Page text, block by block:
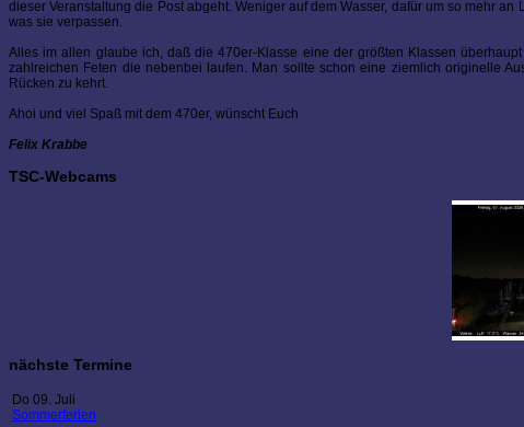
dieser Veranstaltung die Post abgeht. Weniger auf dem Wasser, dafür um so mehr
was sie verpassen.
Alles im allen glaube ich, daß die 470er-Klasse eine der größten Klassen
zahlreichen Feten die nebenbei laufen. Man sollte schon eine ziemlich originelle
Rücken zu kehrt.
Ahoi und viel Spaß mit dem 470er, wünscht Euch
Felix Krabbe
TSC-Webcams
nächste Termine
Do 09. Juli
Sommerferien